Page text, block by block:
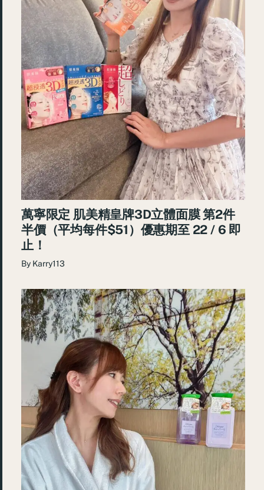
萬寧限定 肌美精皇牌3D立體面膜 第2件
半價（平均每件$51）優惠期至 22 / 6 即
止！
By Karry113